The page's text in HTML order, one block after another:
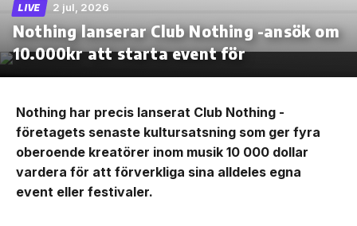
LIVE 2 jul, 2026
Nothing lanserar Club Nothing -ansök om
10.000kr att starta event för
Nothing har precis lanserat Club Nothing -
företagets senaste kultursatsning som ger fyra
oberoende kreatörer inom musik 10 000 dollar
vardera för att förverkliga sina alldeles egna
event eller festivaler.